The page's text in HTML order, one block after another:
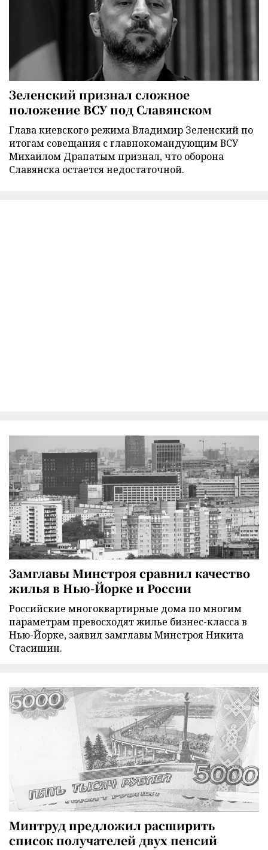
Зеленский признал сложное
положение ВСУ под Славянском
Глава киевского режима Владимир Зеленский по
итогам совещания с главнокомандующим ВСУ
Михаилом Драпатым признал, что оборона
Славянска остается недостаточной.
Замглавы Минстроя сравнил качество
жилья в Нью-Йорке и России
Российские многоквартирные дома по многим
параметрам превосходят жилье бизнес-класса в
Нью-Йорке, заявил замглавы Минстроя Никита
Стасишин.
Минтруд предложил расширить
список получателей двух пенсий